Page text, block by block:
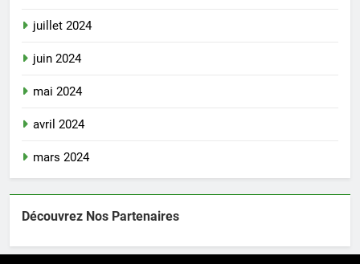
juillet 2024
juin 2024
mai 2024
avril 2024
mars 2024
Découvrez Nos Partenaires